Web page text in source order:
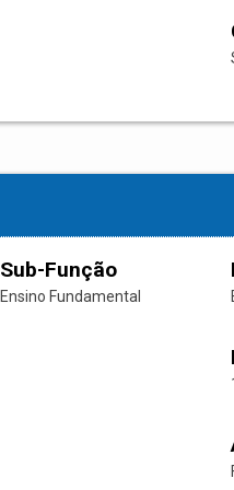
Sub-Função
Ensino Fundamental